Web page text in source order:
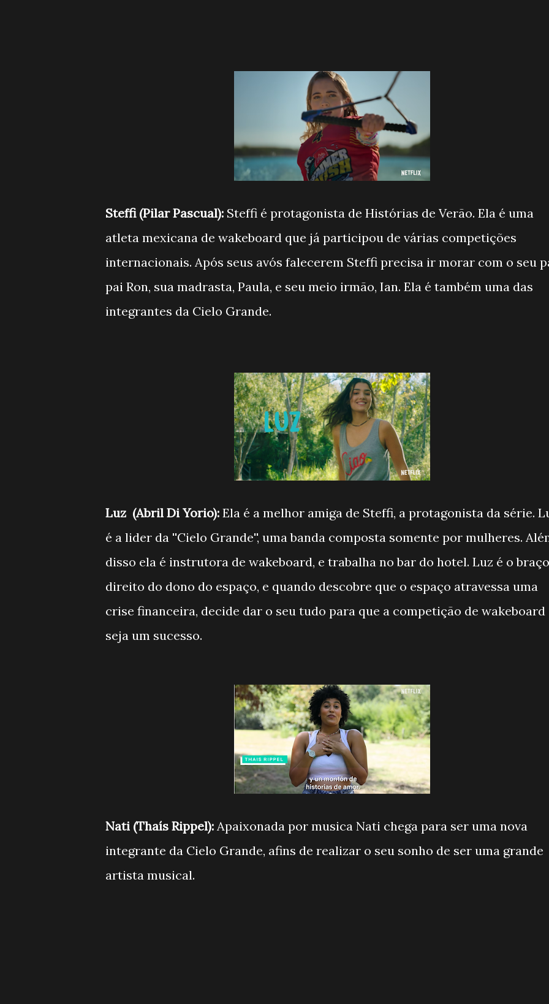
Steffi (Pilar Pascual): Steffi é protagonista de Histórias de Verão. Ela é uma
atleta mexicana de wakeboard que já participou de várias competições
internacionais. Após seus avós falecerem Steffi precisa ir morar com o seu
pai Ron, sua madrasta, Paula, e seu meio irmão, Ian. Ela é também uma das
integrantes da Cielo Grande.
Luz (Abril Di Yorio): Ela é a melhor amiga de Steffi, a protagonista da série.
é a lider da ''Cielo Grande'', uma banda composta somente por mulheres.
disso ela é instrutora de wakeboard, e trabalha no bar do hotel. Luz é o braço
direito do dono do espaço, e quando descobre que o espaço atravessa uma
crise financeira, decide dar o seu tudo para que a competição de wakeboard
seja um sucesso.
Nati (Thaís Rippel): Apaixonada por musica Nati chega para ser uma nova
integrante da Cielo Grande, afins de realizar o seu sonho de ser uma grande
artista musical.